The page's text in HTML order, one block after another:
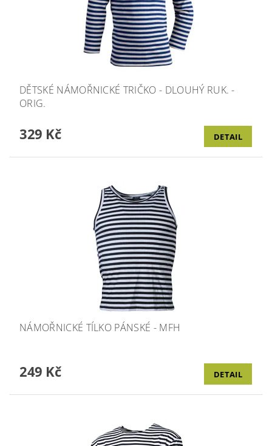
DĚTSKÉ NÁMOŘNICKÉ TRIČKO - DLOUHÝ RUK. -
ORIG.
329 Kč DETAIL
NÁMOŘNICKÉ TÍLKO PÁNSKÉ - MFH
249 Kč DETAIL